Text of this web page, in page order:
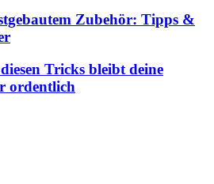
Zubehör: Tipps &
Tricks bleibt deine
ordentlich